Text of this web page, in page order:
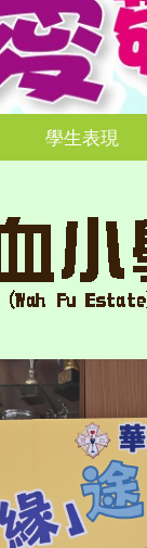
學生表現